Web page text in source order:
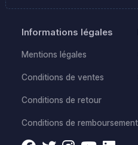
Informations légales
Mentions légales
Conditions de ventes
Conditions de retour
Conditions de remboursement